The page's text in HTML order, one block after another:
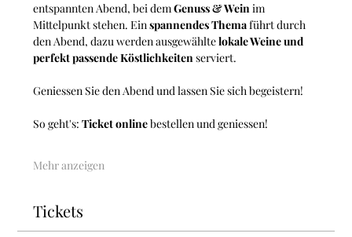
entspannten Abend, bei dem Genuss & Wein im
Mittelpunkt stehen. Ein spannendes Thema führt durch
den Abend, dazu werden ausgewählte lokale Weine und
perfekt passende Köstlichkeiten serviert.
Geniessen Sie den Abend und lassen Sie sich begeistern!
So geht's: Ticket online bestellen und geniessen!
Mehr anzeigen
Tickets